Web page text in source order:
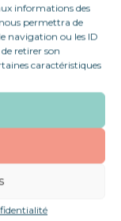
informations des
permettra de
navigation ou les ID
retirer son
caractéristiques
de personnes
en
adapté,
ou la
le suivi de
liens
à la
d’autre part